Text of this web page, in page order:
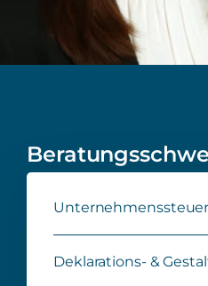
Deklarations- &